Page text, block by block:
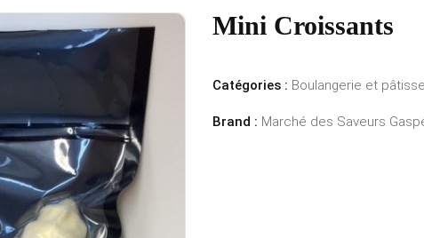
Mini Croissants
Catégories : Boulangerie et
Brand : Marché des Saveurs